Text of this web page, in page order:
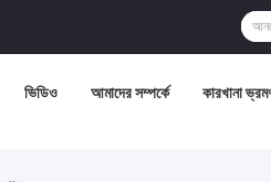
ভিডিও আমাদের সম্পর্কে কারখানা